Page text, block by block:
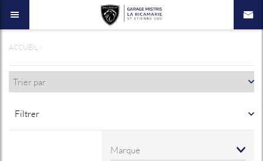
ACCUEIL
Filtrer